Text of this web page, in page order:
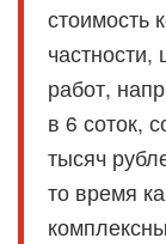
стоимость
работ,
в 6 соток,
тысяч
то время